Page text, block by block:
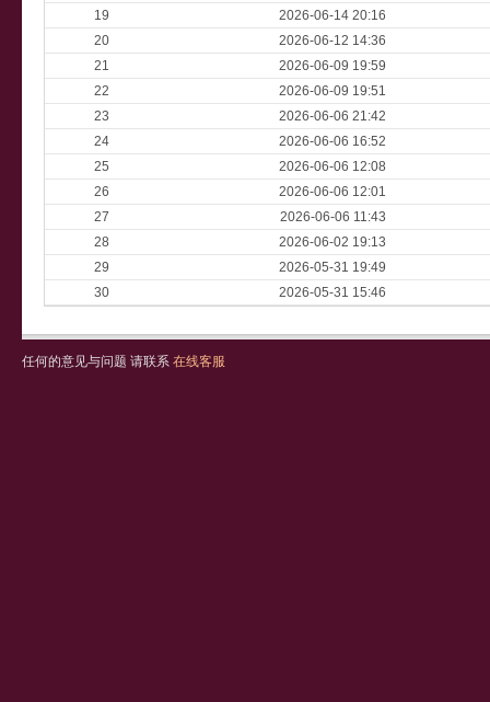
19
2026-06-14 20:16
20
2026-06-12 14:36
21
2026-06-09 19:59
22
2026-06-09 19:51
23
2026-06-06 21:42
24
2026-06-06 16:52
25
2026-06-06 12:08
26
2026-06-06 12:01
27
2026-06-06 11:43
28
2026-06-02 19:13
29
2026-05-31 19:49
30
2026-05-31 15:46
任何的意见与问题 请联系 在线客服